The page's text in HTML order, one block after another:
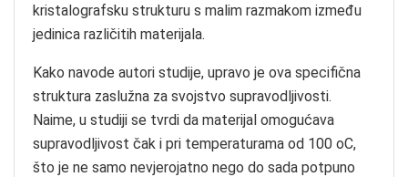
kristalografsku strukturu s malim razmakom između
jedinica različitih materijala.
Kako navode autori studije, upravo je ova specifična
struktura zaslužna za svojstvo supravodljivosti.
Naime, u studiji se tvrdi da materijal omogućava
supravodljivost čak i pri temperaturama od 100 oC,
što je ne samo nevjerojatno nego do sada potpuno